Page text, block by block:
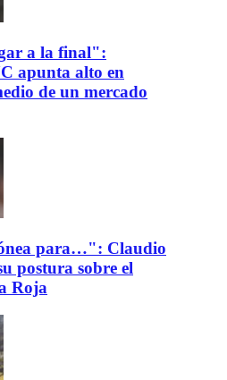
a la final":
apunta alto en
de un mercado
para…": Claudio
postura sobre el
Roja